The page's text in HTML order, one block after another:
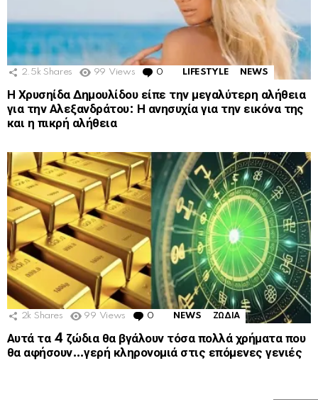
2.5k Shares 99 Views 0 Comments
LIFESTYLE NEWS
Η Χρυσηίδα Δημουλίδου είπε την μεγαλύτερη αλήθεια
για την Αλεξανδράτου: Η ανησυχία για την εικόνα της
και η πικρή αλήθεια
2k Shares 99 Views 0 Comments
NEWS ΖΩΔΙΑ
Αυτά τα 4 ζώδια θα βγάλουν τόσα πολλά χρήματα που
θα αφήσουν…γερή κληρονομιά στις επόμενες γενιές